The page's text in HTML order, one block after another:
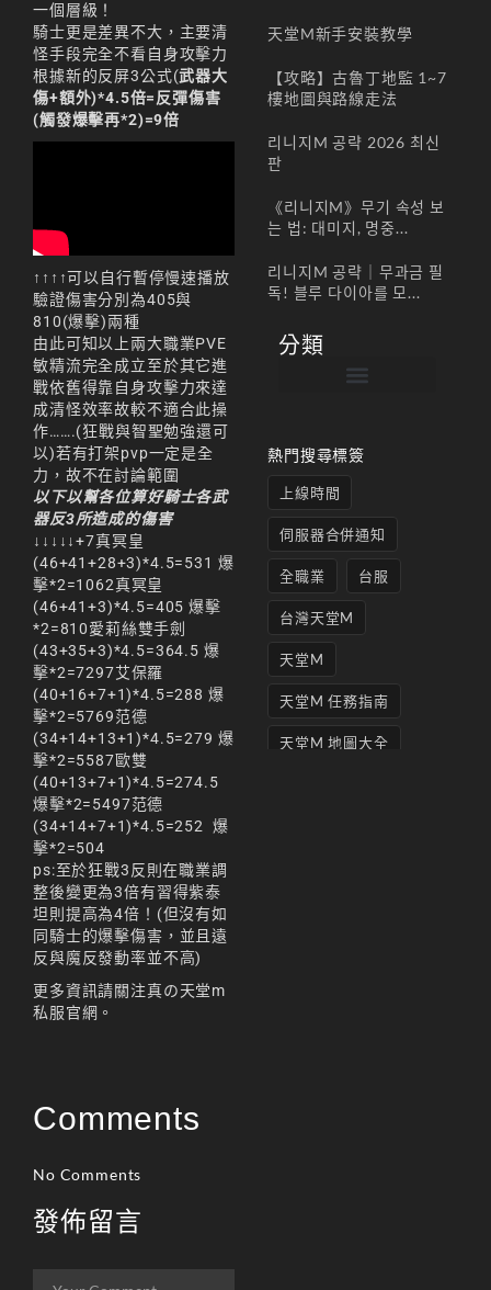
一個層級！
騎士更是差異不大，主要清
怪手段完全不看自身攻擊力
根據新的反屏3公式(武器大
傷+額外)*4.5倍=反彈傷害
(觸發爆擊再*2)=9倍
↑↑↑↑可以自行暫停慢速播放
驗證傷害分別為405與
810(爆擊)兩種
由此可知以上兩大職業PVE
敏精流完全成立至於其它進
戰依舊得靠自身攻擊力來達
成清怪效率故較不適合此操
作…….(狂戰與智聖勉強還可
以)若有打架pvp一定是全
力，故不在討論範圍
以下以幫各位算好騎士各武
器反3所造成的傷害
↓↓↓↓↓+7真冥皇
(46+41+28+3)*4.5=531 爆
擊*2=1062真冥皇
(46+41+3)*4.5=405 爆擊
*2=810愛莉絲雙手劍
(43+35+3)*4.5=364.5 爆
擊*2=7297艾保羅
(40+16+7+1)*4.5=288 爆
擊*2=5769范德
(34+14+13+1)*4.5=279 爆
擊*2=5587歐雙
(40+13+7+1)*4.5=274.5
爆擊*2=5497范德
(34+14+7+1)*4.5=252 爆
擊*2=504
ps:至於狂戰3反則在職業調
整後變更為3倍有習得紫泰
坦則提高為4倍！(但沒有如
同騎士的爆擊傷害，並且遠
反與魔反發動率並不高)
更多資訊請關注真の天堂m
私服官網 。
Comments
No Comments
發佈留言
天堂M新手安裝教學
【攻略】古魯丁地監 1~7
樓地圖與路線走法
리니지M 공략 2026 최신
판
《리니지M》무기 속성 보
는 법: 대미지, 명중...
리니지M 공략｜무과금 필
독! 블루 다이아를 모...
分類
熱門搜尋標簽
上線時間
伺服器合併通知
全職業 台服
台灣天堂M
天堂M
天堂M 任務指南
天堂M 地圖大全